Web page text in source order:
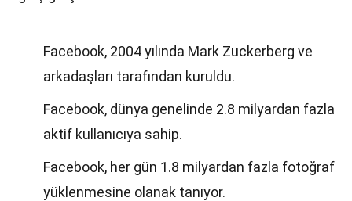
Facebook, 2004 yılında Mark Zuckerberg ve
arkadaşları tarafından kuruldu.
Facebook, dünya genelinde 2.8 milyardan fazla
aktif kullanıcıya sahip.
Facebook, her gün 1.8 milyardan fazla fotoğraf
yüklenmesine olanak tanıyor.